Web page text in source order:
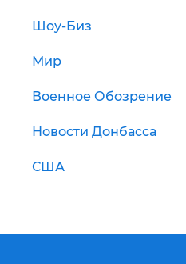
Шоу-Биз
Мир
Военное Обозрение
Новости Донбасса
США